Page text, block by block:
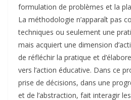
formulation de problèmes et la
La méthodologie n’apparaît pas
techniques ou seulement une
mais acquiert une dimension
de réfléchir la pratique et
vers l’action éducative. Dans ce
prise de décisions, dans une
et de l’abstraction, fait interagir